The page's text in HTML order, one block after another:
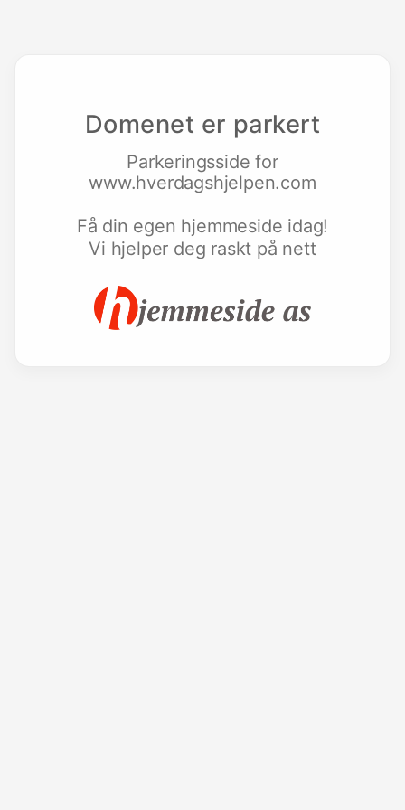
Domenet er parkert
Parkeringsside for
www.hverdagshjelpen.com
Få din egen hjemmeside idag!
Vi hjelper deg raskt på nett